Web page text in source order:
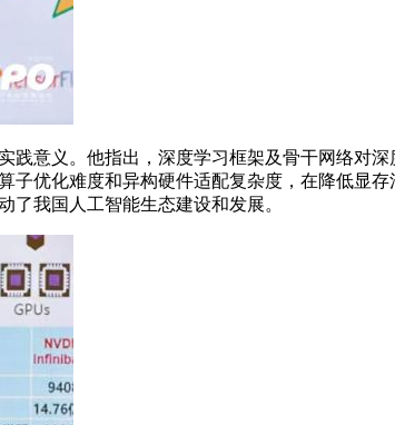
义。他指出，深度学习框架及骨干网络对深
优化难度和异构硬件适配复杂度，在降低显
我国人工智能生态建设和发展。